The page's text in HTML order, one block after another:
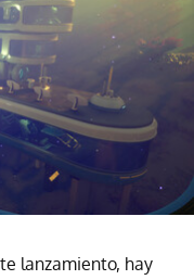
lanzamiento, hay